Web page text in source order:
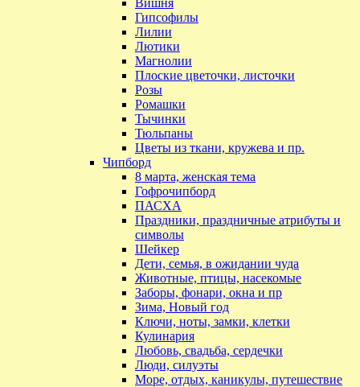
Вишня
Гипсофилы
Лилии
Лютики
Магнолии
Плоские цветочки, листочки
Розы
Ромашки
Тычинки
Тюльпаны
Цветы из ткани, кружева и пр.
Чипборд
8 марта, женская тема
Гофрочипборд
ПАСХА
Праздники, праздничные атрибуты и
символы
Шейкер
Дети, семья, в ожидании чуда
Животные, птицы, насекомые
Заборы, фонари, окна и пр
Зима, Новый год
Ключи, ноты, замки, клетки
Кулинария
Любовь, свадьба, сердечки
Люди, силуэты
Море, отдых, каникулы, путешествие